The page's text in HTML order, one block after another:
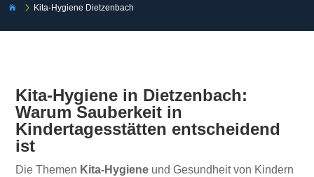
 5 Kita-Hygiene Dietzenbach
Kita-Hygiene in Dietzenbach:
Warum Sauberkeit in
Kindertagesstätten entscheidend
ist
Die Themen Kita-Hygiene und Gesundheit von Kindern